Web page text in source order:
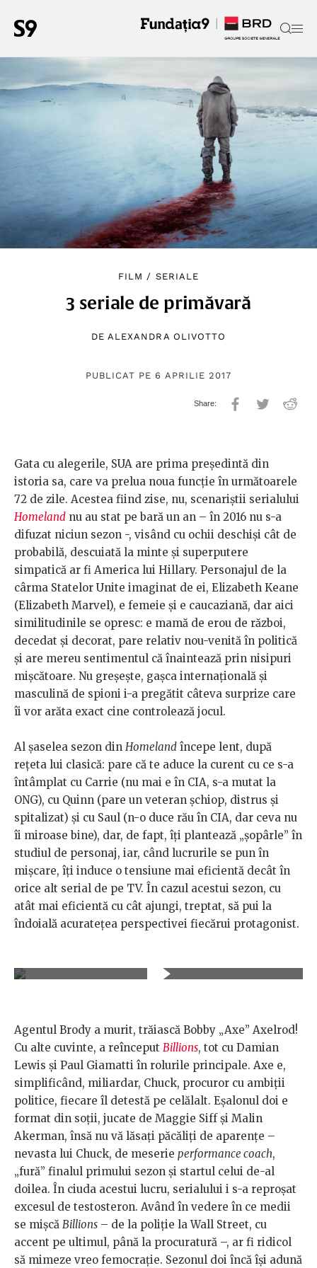
FILM / SERIALE
3 seriale de primăvară
DEALEXANDRA OLIVOTTO
PUBLICAT PE 6 APRILIE 2017
Gata cu alegerile, SUA are prima preşedintă din
istoria sa, care va prelua noua funcţie în următoarele
72 de zile. Acestea fiind zise, nu, scenariştii serialului
Homeland nu au stat pe bară un an – în 2016 nu s-a
difuzat niciun sezon -, visând cu ochii deschişi cât de
probabilă, descuiată la minte şi superputere
simpatică ar fi America lui Hillary. Personajul de la
cârma Statelor Unite imaginat de ei, Elizabeth Keane
(Elizabeth Marvel), e femeie şi e caucaziană, dar aici
similitudinile se opresc: e mamă de erou de război,
decedat şi decorat, pare relativ nou-venită în politică
şi are mereu sentimentul că înaintează prin nisipuri
mişcătoare. Nu greşeşte, gaşca internaţională şi
masculină de spioni i-a pregătit câteva surprize care
îi vor arăta exact cine controlează jocul.
Al şaselea sezon din Homeland începe lent, după
reţeta lui clasică: pare că te aduce la curent cu ce s-a
întâmplat cu Carrie (nu mai e în CIA, s-a mutat la
ONG), cu Quinn (pare un veteran şchiop, distrus şi
spitalizat) şi cu Saul (n-o duce rău în CIA, dar ceva nu
îi miroase bine), dar, de fapt, îţi plantează „şopârle” în
studiul de personaj, iar, când lucrurile se pun în
mişcare, îţi induce o tensiune mai eficientă decât în
orice alt serial de pe TV. În cazul acestui sezon, cu
atât mai eficientă cu cât ajungi, treptat, să pui la
îndoială acurateţea perspectivei fiecărui protagonist.
Agentul Brody a murit, trăiască Bobby „Axe” Axelrod!
Cu alte cuvinte, a reînceput Billions, tot cu Damian
Lewis şi Paul Giamatti în rolurile principale. Axe e,
simplificând, miliardar, Chuck, procuror cu ambiţii
politice, fiecare îl detestă pe celălalt. Eşalonul doi e
format din soţii, jucate de Maggie Siff şi Malin
Akerman, însă nu vă lăsaţi păcăliţi de aparenţe –
nevasta lui Chuck, de meserie performance coach,
„fură” finalul primului sezon şi startul celui de-al
doilea. În ciuda acestui lucru, serialului i s-a reproşat
excesul de testosteron. Având în vedere în ce medii
se mişcă Billions – de la poliţie la Wall Street, cu
accent pe ultimul, până la procuratură –, ar fi ridicol
să mimeze vreo femocraţie. Sezonul doi încă îşi adună